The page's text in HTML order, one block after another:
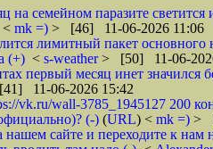
на семейном паразите
< mk =) > [46] 11-06-2026 11:06
лимитный пакет
(+) < s-weather> [50] 11-06-
первый месяц инет значился
11-06-2026 15:42
vk.ru/wall-3785_1945127 200
(-) (URL) < mk =) >
сайте и переходите к